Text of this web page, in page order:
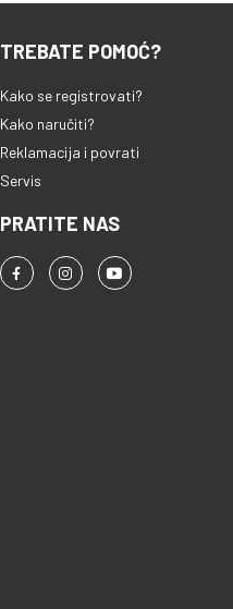
TREBATE POMOĆ?
Kako se registrovati?
Kako naručiti?
Reklamacija i povrati
Servis
PRATITE NAS